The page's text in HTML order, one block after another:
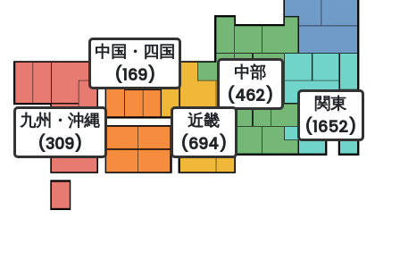
関東
(1652)
中部
(462)
近畿
(694)
中国・四国
(169)
九州・沖縄
(309)